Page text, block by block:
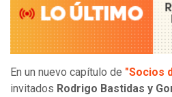
En un nuevo capítulo de "Socios
invitados Rodrigo Bastidas y